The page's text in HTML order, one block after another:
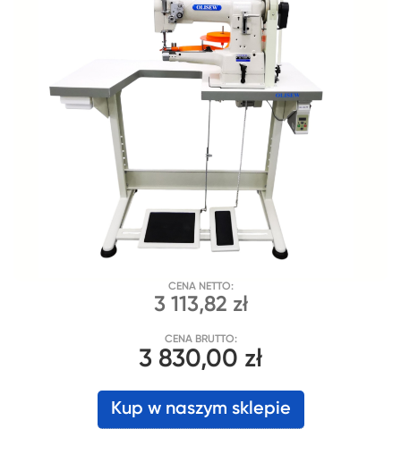
CENA NETTO:
3 113,82 zł
CENA BRUTTO:
3 830,00 zł
Kup w naszym sklepie